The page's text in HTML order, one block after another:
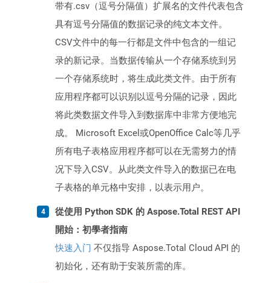
带有.csv（逗号分隔值）扩展名的文件代表包含
具有逗号分隔值的数据记录的纯文本文件。
CSV文件中的每一行都是文件中包含的一组记
录的新记录。当数据传输从一个存储系统到另
一个存储系统时，将生成此类文件。由于所有
应用程序都可以识别以逗号分隔的记录，因此
将此类数据文件导入到数据库中非常方便地完
成。 Microsoft Excel或OpenOffice Calc等几乎
所有电子表格应用程序都可以在无需努力的情
况下导入CSV。从此类文件导入的数据已在电
子表格的单元格中安排，以表示用户。
從使用 Python SDK 的 Aspose.Total REST API
開始：初學者指南
快速入门 不仅指导 Aspose.Total Cloud API 的
初始化，还有助于安装所需的库。